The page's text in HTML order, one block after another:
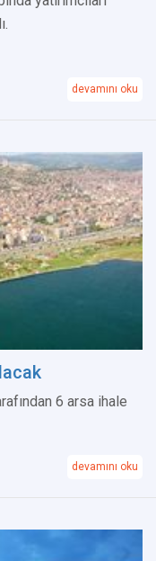
devamını oku
6 arsa ihale
devamını oku